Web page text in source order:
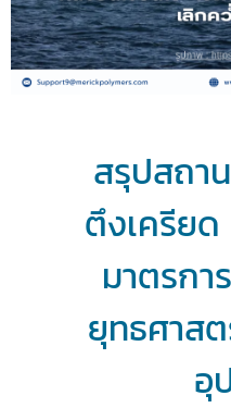
สรุปสถา
ตึงเครีย
มาตรกา
ยุทธศาส
อุ